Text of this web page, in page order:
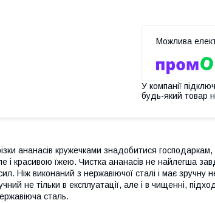
У компанії
будь-який товар
ананасів кружечками знадобитися господаркам,
і красивою їжею. Чистка ананасів не найлегша
Ніж виконаний з нержавіючої сталі і має зручну
не тільки в експлуатації, але і в чищенні,
сталь.